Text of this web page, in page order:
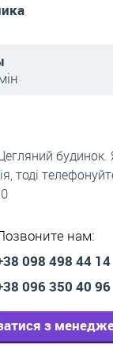
будинок.
тоді
нам:
098 498 44 14
096 350 40 96
з